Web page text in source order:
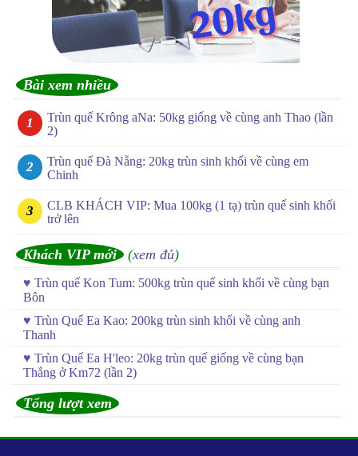
Bài xem nhiều
Trùn quế Krông aNa: 50kg giống về cùng anh Thao (lần
2)
Trùn quế Đà Nẵng: 20kg trùn sinh khối về cùng em
Chinh
CLB KHÁCH VIP: Mua 100kg (1 tạ) trùn quế sinh khối
trở lên
Khách VIP mới (xem đủ)
♥ Trùn quế Kon Tum: 500kg trùn quế sinh khối về cùng bạn
Bôn
♥ Trùn Quế Ea Kao: 200kg trùn sinh khối về cùng anh
Thanh
♥ Trùn Quế Ea H'leo: 20kg trùn quế giống về cùng bạn
Thắng ở Km72 (lần 2)
Tổng lượt xem